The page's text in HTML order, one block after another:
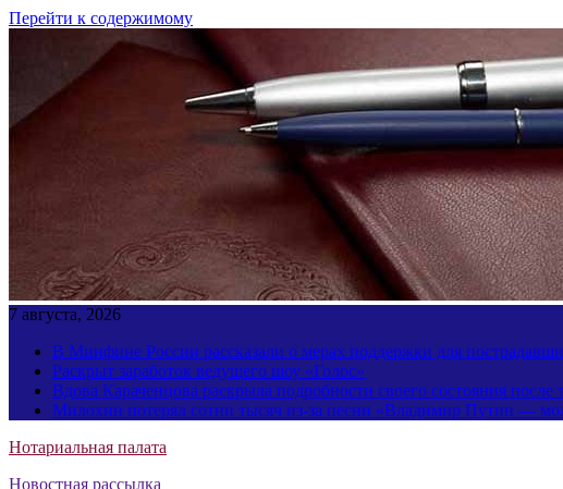
Перейти к содержимому
7 августа, 2026
В Минфине России рассказали о мерах поддержки для
Раскрыт заработок ведущего шоу «Голос»
Вдова Караченцова раскрыла подробности своего состояния после
Милохин потерял сотни тысяч из-за песни «Владимир Путин —
Нотариальная палата
Новостная рассылка